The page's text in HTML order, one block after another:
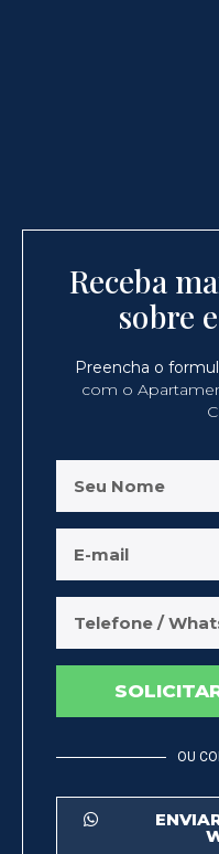
Receba
sobre
Preencha o
com o
OU